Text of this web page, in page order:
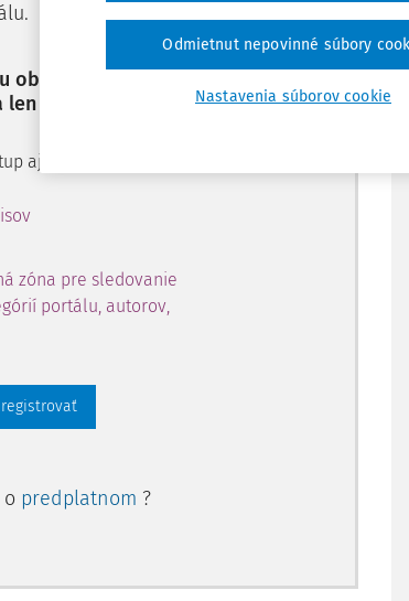
a získajte prístup na 10
zaregistrovať.
aj k vybranému obsahu:
zóna pre sledovanie
portálu, autorov,
predplatnom ?
Nastavenia súborov cookie
Odmietnut nepovinné súbory